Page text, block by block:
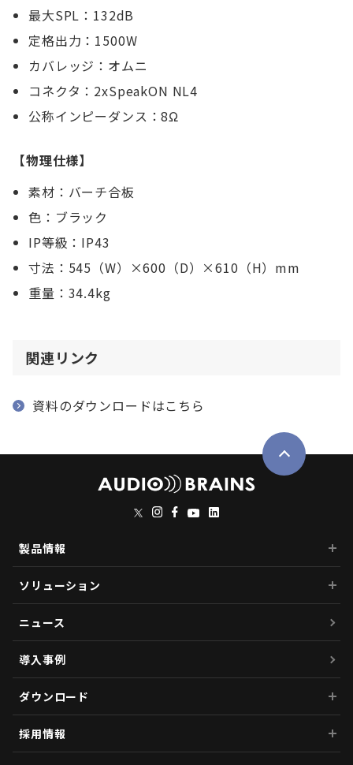
最大SPL：132dB
定格出力：1500W
カバレッジ：オムニ
コネクタ：2xSpeakON NL4
公称インピーダンス：8Ω
【物理仕様】
素材：バーチ合板
色：ブラック
IP等級：IP43
寸法：545（W）×600（D）×610（H）mm
重量：34.4kg
関連リンク
資料のダウンロードはこちら
製品情報
ソリューション
ニュース
導入事例
ダウンロード
採用情報